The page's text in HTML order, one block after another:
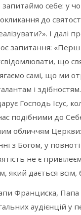
запитаймо себе: у
до
І далі
запитання:
що
самі, що ми
і
Господь Ісус,
подібними до
обличчям
з Богом, у
не є
який дається всім,
Франциска, Папа
аудієнцій у